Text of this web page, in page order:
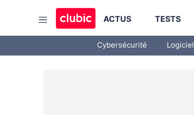
ACTUS TESTS
Cybersécurité